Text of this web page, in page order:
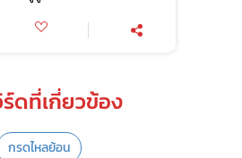
ร์ดที่เกี่ยวข้อง
กรดไหลย้อน